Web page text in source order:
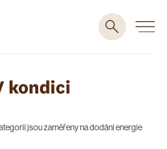
kondici
jsou zaměřeny na dodání energie